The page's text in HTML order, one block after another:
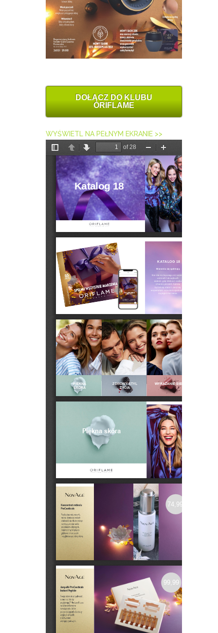
DOŁĄCZ DO KLUBU
ORIFLAME
WYŚWIETL NA PEŁNYM EKRANIE >>